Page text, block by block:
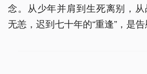
念。从少年并肩到生死离别，
无恙，迟到七十年的“重逢”，是告